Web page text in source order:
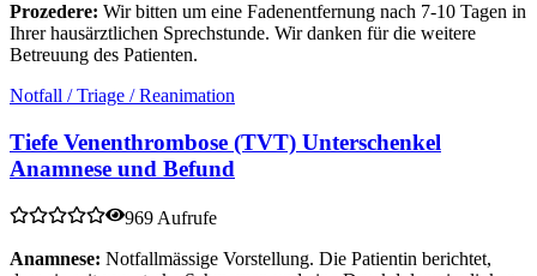
Prozedere: Wir bitten um eine Fadenentfernung nach 7-10 Tagen in
Ihrer hausärztlichen Sprechstunde. Wir danken für die weitere
Betreuung des Patienten.
Notfall / Triage / Reanimation
Tiefe Venenthrombose (TVT) Unterschenkel
Anamnese und Befund
969 Aufrufe
Anamnese: Notfallmässige Vorstellung. Die Patientin berichtet,